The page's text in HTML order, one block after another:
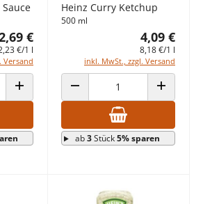
€
€/1 l
Versand
ANZAHL ERHÖHEN
Heinz Curry Ketchup
500 ml
4,09 €
8,18 €/1 l
inkl. MwSt., zzgl. Versand
ANZAHL VERRINGERN ANZAHL
ab3Stück5% sparen